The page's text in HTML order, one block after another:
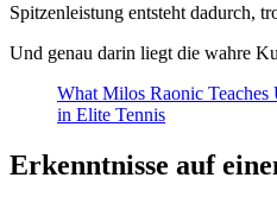
Spitzenleistung entsteht dadurch,
Und genau darin liegt die wahre
What Milos Raonic
in Elite Tennis
Erkenntnisse auf